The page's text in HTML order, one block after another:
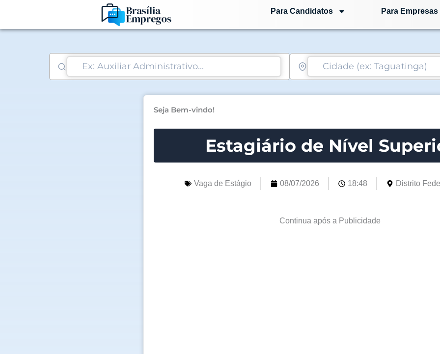
o
Para Candidatos Para Empresas
Seja Bem-vindo!
Estagiário de Nível
Vaga de Estágio 08/07/2026 18:48 Distrito
Continua após a Publicidade